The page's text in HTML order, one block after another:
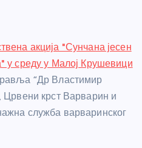
акција "Сунчана јесен
у среду у Малој Крушевици
“Др Властимир
Црвени крст Варварин и
служба варваринског